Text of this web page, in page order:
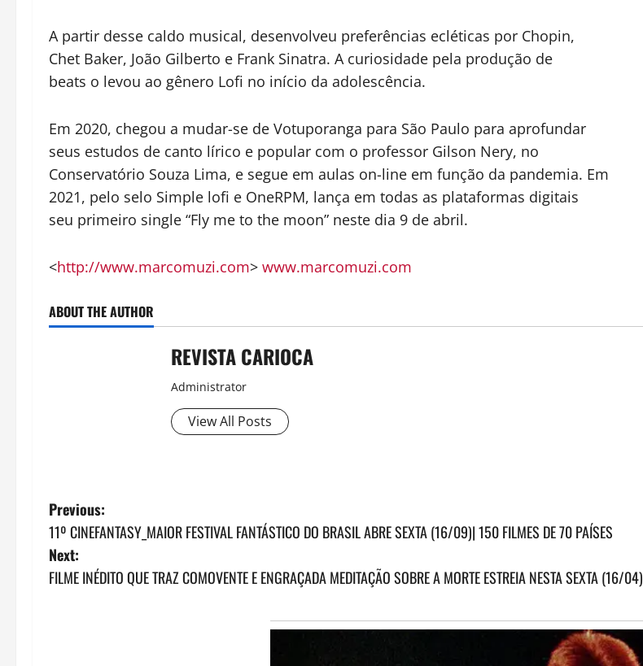
A partir desse caldo musical, desenvolveu preferências ecléticas por Chopin,
Chet Baker, João Gilberto e Frank Sinatra. A curiosidade pela produção de
beats o levou ao gênero Lofi no início da adolescência.
Em 2020, chegou a mudar-se de Votuporanga para São Paulo para aprofundar
seus estudos de canto lírico e popular com o professor Gilson Nery, no
Conservatório Souza Lima, e segue em aulas on-line em função da pandemia. Em
2021, pelo selo Simple lofi e OneRPM, lança em todas as plataformas digitais
seu primeiro single “Fly me to the moon” neste dia 9 de abril.
<http://www.marcomuzi.com> www.marcomuzi.com
ABOUT THE AUTHOR
REVISTA CARIOCA
Administrator
View All Posts
P
o
s
Previous:
11º CINEFANTASY_MAIOR FESTIVAL FANTÁSTICO DO BRASIL ABRE SEXTA (16/09)| 150 FILMES DE 70 PAÍSES
Next:
FILME INÉDITO QUE TRAZ COMOVENTE E ENGRAÇADA MEDITAÇÃO SOBRE A MORTE ESTREIA NESTA SEXTA (16/04)